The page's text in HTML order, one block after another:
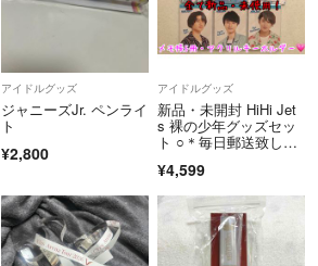
アイドルグッズ
ジャニーズJr. ペンライ
ト
¥2,800
アイドルグッズ
新品・未開封 HiHi Jet
s 裸の少年グッズセッ
ト ○＊毎日郵送致しま
¥4,599